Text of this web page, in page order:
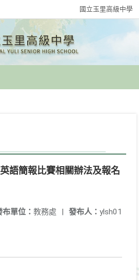
國立玉里高級中學
語簡報比賽相關辦法及報名
發布人： ylsh01
布單位： 教務處 |